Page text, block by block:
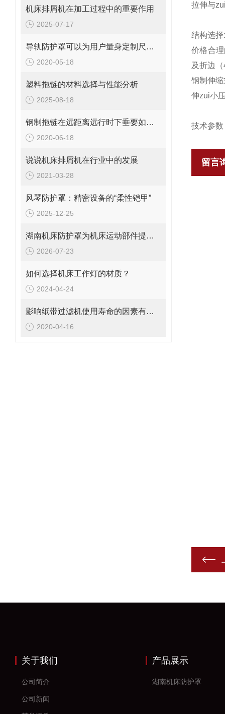
机床排屑机在加工过程中的重要作用
2025-07-17
导轨防护罩可以为用户量身定制尺寸大小
2020-05-18
塑料拖链的材料选择与性能分析
2025-08-18
钢制拖链在远距离远行时下垂要如何解决？
2020-06-18
说说机床排屑机在行业中的发展
2021-03-28
风琴防护罩：精密设备的“柔性铠甲”
2025-12-25
湖南机床防护罩为机床运动部件提供安全保护
2026-07-23
如何选择机床工作灯的材质？
2024-04-24
影响纸带过滤机使用寿命的因素有哪些？
2020-04-16
拉伸与
结构选择:
价格合
及折边
钢制伸
伸zui小
技术参数
留言
关于我们
公司简介
公司新闻
产品展示
湖南机床防护罩